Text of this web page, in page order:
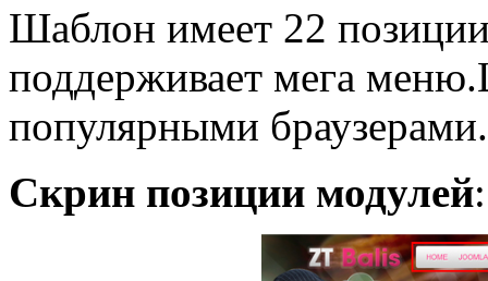
Шаблон имеет 22
поддерживает мега
популярными браузерами.
Скрин позиции модулей: